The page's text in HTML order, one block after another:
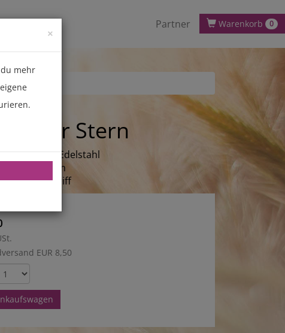
Partner Warenkorb 0
Stern
Edelstahl
16 cm
cm mit Griff
EUR 8,50
×
mehr